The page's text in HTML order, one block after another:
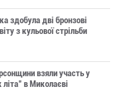
здобула дві бронзові
з кульової стрільби
взяли участь у
в Миколаєві